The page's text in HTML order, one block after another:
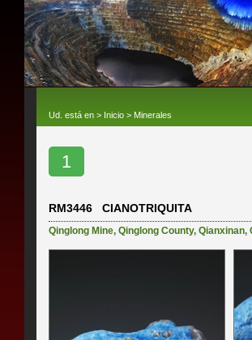
Ud. está en > Inicio > Minerales
1
RM3446 CIANOTRIQUITA
Qinglong Mine, Qinglong County, Qianxinan,